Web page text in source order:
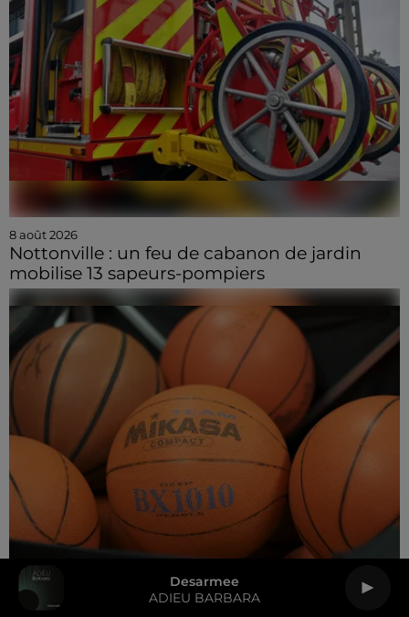
Desarmee
ADIEU BARBARA
8 août 2026
Nottonville : un feu de cabanon de jardin
mobilise 13 sapeurs-pompiers
8 août 2026